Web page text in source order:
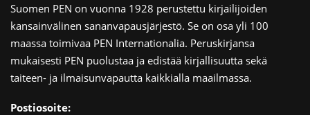
Suomen PEN on vuonna 1928 perustettu kirjailijoiden
kansainvälinen sananvapausjärjestö. Se on osa yli 100
maassa toimivaa PEN Internationalia. Peruskirjansa
mukaisesti PEN puolustaa ja edistää kirjallisuutta sekä
taiteen- ja ilmaisunvapautta kaikkialla maailmassa.
Postiosoite: